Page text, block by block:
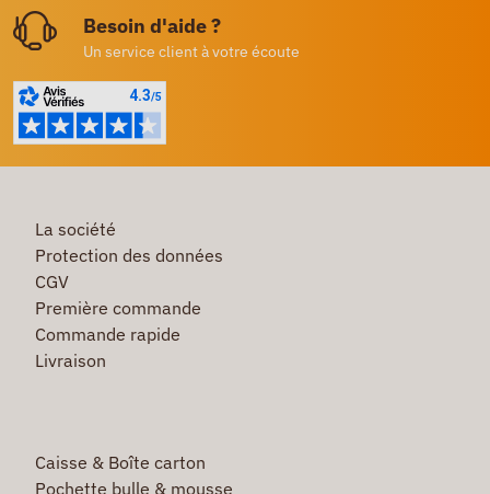
Besoin d'aide ?
Un service client à votre écoute
La société
Protection des données
CGV
Première commande
Commande rapide
Livraison
Caisse & Boîte carton
Pochette bulle & mousse